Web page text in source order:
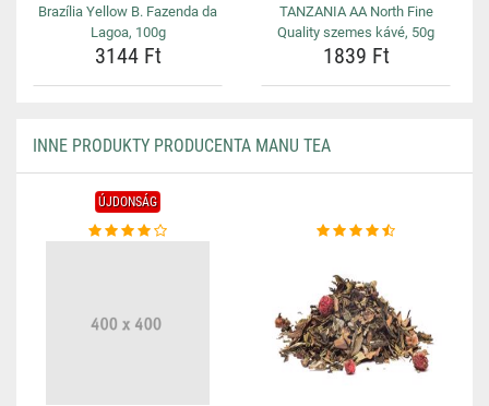
Brazília Yellow B. Fazenda da
Lagoa, 100g
3144 Ft
TANZANIA AA North Fine
Quality szemes kávé, 50g
1839 Ft
INNE PRODUKTY PRODUCENTA MANU TEA
ÚJDONSÁG